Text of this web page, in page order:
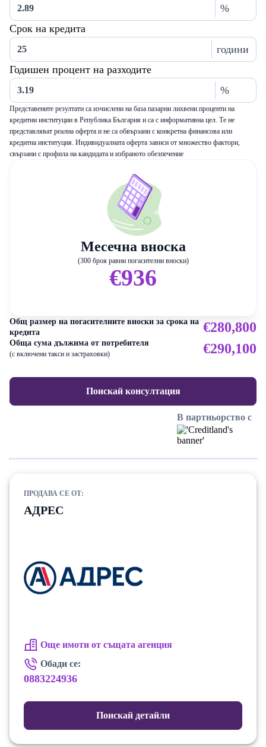
%
Срок на кредита
години
Годишен процент на разходите
%
Представените резултати са изчислени на база пазарни лихвени проценти на
кредитни институции в Република България и са с информативна цел. Те не
представляват реална оферта и не са обвързани с конкретна финансова или
кредитна институция. Индивидуалната оферта зависи от множество фактори,
свързани с профила на кандидата и избраното обезпечение
Месечна вноска
(300 броя равни погасителни вноски)
€936
Общ размер на погасителните вноски за срока на
кредита
€280,800
Обща сума дължима от потребителя
(с включени такси и застраховки) €290,100
Поискай консултация
В партньорство с
ПРОДАВА СЕ ОТ:
АДРЕС
Още имоти от същата агенция
Обади се:
0883224936
Поискай детайли